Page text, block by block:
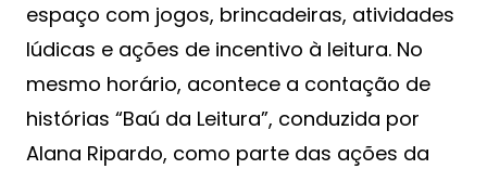
espaço com jogos, brincadeiras, atividades
lúdicas e ações de incentivo à leitura. No
mesmo horário, acontece a contação de
histórias “Baú da Leitura”, conduzida por
Alana Ripardo, como parte das ações da